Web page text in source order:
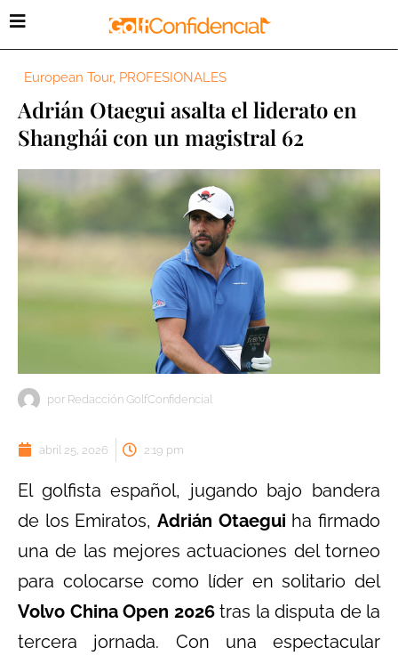
European Tour, PROFESIONALES
Adrián Otaegui asalta el liderato en
Shanghái con un magistral 62
por Redacción GolfConfidencial
abril 25, 2026 2:19 pm
El golfista español, jugando bajo bandera
de los Emiratos, Adrián Otaegui ha firmado
una de las mejores actuaciones del torneo
para colocarse como líder en solitario del
Volvo China Open 2026tras la disputa de la
tercera jornada. Con una espectacular